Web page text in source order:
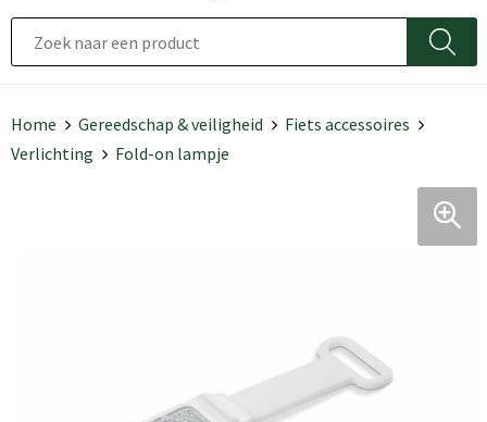
Home Gereedschap & veiligheid
Fiets accessoires
Verlichting
Fold-on lampje